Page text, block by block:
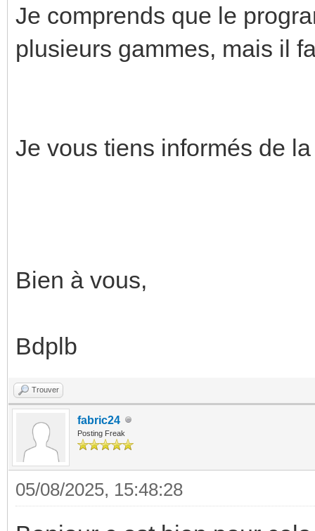
Je comprends que le
plusieurs gammes, mais il
Je vous tiens informés de
Bien à vous,
Bdplb
Trouver
fabric24
Posting Freak
05/08/2025, 15:48:28